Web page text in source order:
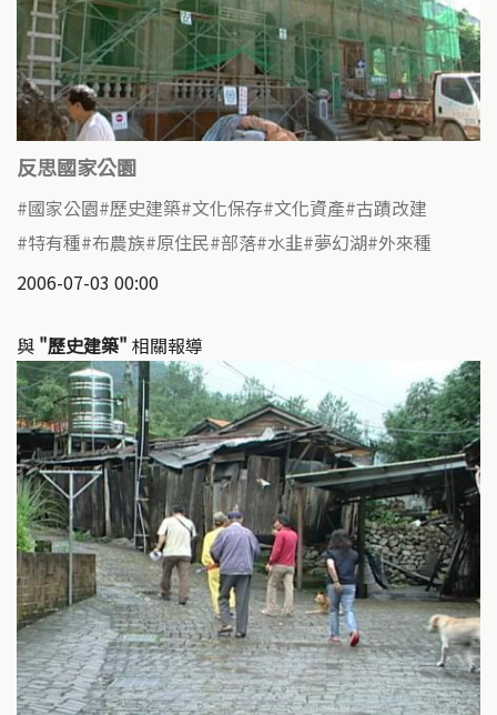
反思國家公園
國家公園 歷史建築 文化保存 文化資產 古蹟改建
特有種 布農族 原住民 部落 水韭 夢幻湖 外來種
2006-07-03 00:00
與 "歷史建築" 相關報導